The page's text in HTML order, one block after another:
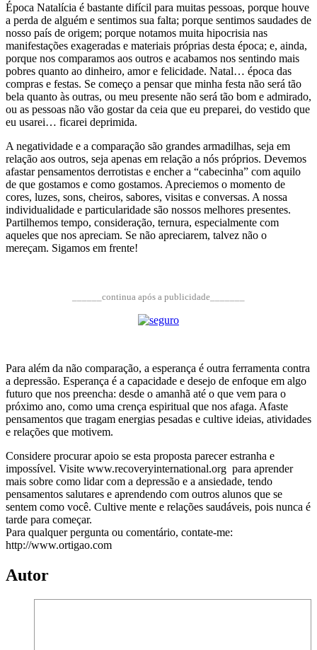
Época Natalícia é bastante difícil para muitas pessoas, porque houve
a perda de alguém e sentimos sua falta; porque sentimos saudades de
nosso país de origem; porque notamos muita hipocrisia nas
manifestações exageradas e materiais próprias desta época; e, ainda,
porque nos comparamos aos outros e acabamos nos sentindo mais
pobres quanto ao dinheiro, amor e felicidade. Natal… época das
compras e festas. Se começo a pensar que minha festa não será tão
bela quanto às outras, ou meu presente não será tão bom e admirado,
ou as pessoas não vão gostar da ceia que eu preparei, do vestido que
eu usarei… ficarei deprimida.
A negatividade e a comparação são grandes armadilhas, seja em
relação aos outros, seja apenas em relação a nós próprios. Devemos
afastar pensamentos derrotistas e encher a “cabecinha” com aquilo
de que gostamos e como gostamos. Apreciemos o momento de
cores, luzes, sons, cheiros, sabores, visitas e conversas. A nossa
individualidade e particularidade são nossos melhores presentes.
Partilhemos tempo, consideração, ternura, especialmente com
aqueles que nos apreciam. Se não apreciarem, talvez não o
mereçam. Sigamos em frente!
______continua após a publicidade_______
Para além da não comparação, a esperança é outra ferramenta contra
a depressão. Esperança é a capacidade e desejo de enfoque em algo
futuro que nos preencha: desde o amanhã até o que vem para o
próximo ano, como uma crença espiritual que nos afaga. Afaste
pensamentos que tragam energias pesadas e cultive ideias, atividades
e relações que motivem.
Considere procurar apoio se esta proposta parecer estranha e
impossível. Visite www.recoveryinternational.org para aprender
mais sobre como lidar com a depressão e a ansiedade, tendo
pensamentos salutares e aprendendo com outros alunos que se
sentem como você. Cultive mente e relações saudáveis, pois nunca é
tarde para começar.
Para qualquer pergunta ou comentário, contate-me:
http://www.ortigao.com
Autor